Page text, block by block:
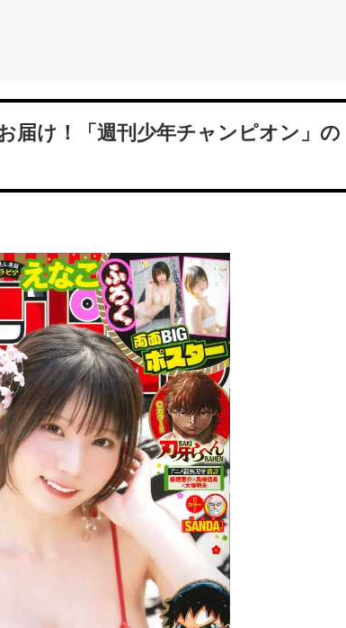
届け！「週刊少年チャンピオン」の